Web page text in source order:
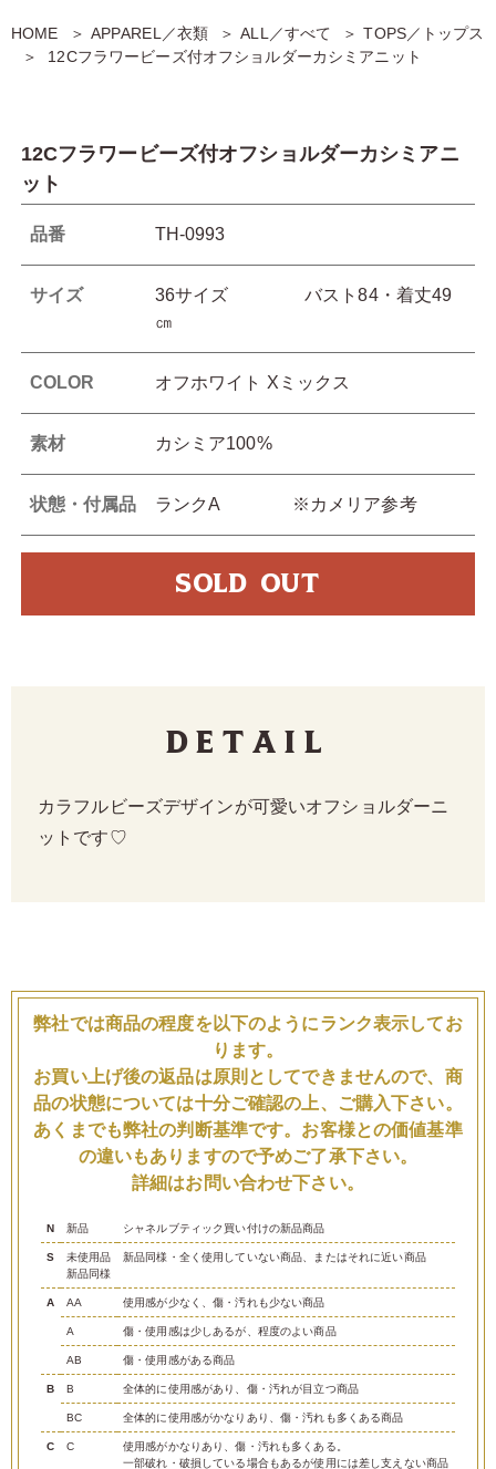
HOME APPAREL／衣類 ALL／すべて
TOPS／トップス
12Cフラワービーズ付オフショルダーカシミアニット
12Cフラワービーズ付オフショルダーカシミアニ
ット
品番 TH-0993
サイズ
36サイズ バスト84・着丈49
㎝
COLOR オフホワイト Xミックス
素材 カシミア100%
状態・付属品 ランクA ※カメリア参考
SOLD OUT
Detail
カラフルビーズデザインが可愛いオフショルダーニ
ットです♡
弊社では商品の程度を以下のようにランク表示してお
ります。
お買い上げ後の返品は原則としてできませんので、商
品の状態については十分ご確認の上、ご購入下さい。
あくまでも弊社の判断基準です。お客様との価値基準
の違いもありますので予めご了承下さい。
詳細はお問い合わせ下さい。
N 新品 シャネルブティック買い付けの新品商品
S
未使用品
新品同様
新品同様・全く使用していない商品、またはそれに近い商品
A AA 使用感が少なく、傷・汚れも少ない商品
A 傷・使用感は少しあるが、程度のよい商品
AB 傷・使用感がある商品
B B 全体的に使用感があり、傷・汚れが目立つ商品
BC 全体的に使用感がかなりあり、傷・汚れも多くある商品
C C
使用感がかなりあり、傷・汚れも多くある。
一部破れ・破損している場合もあるが使用には差し支えない商品